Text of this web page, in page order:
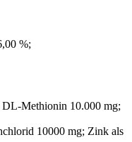
%;
DL-Methionin 10.000 mg;
10000 mg; Zink als